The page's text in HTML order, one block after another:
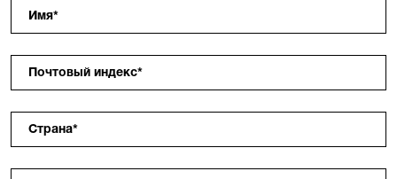
Имя*
Почтовый индекс*
Страна*